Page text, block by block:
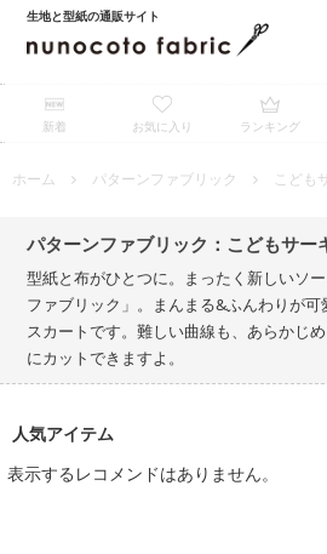
生地と型紙の通販サイト
新着 お気に入り ランキング
ホーム パターンファブリック こども
パターンファブリック：こどもサー
型紙と布がひとつに。まったく新しいソ
ファブリック」。まんまる&ふんわりが
スカートです。難しい曲線も、あらかじ
にカットできますよ。
人気アイテム
表示するレコメンドはありません。